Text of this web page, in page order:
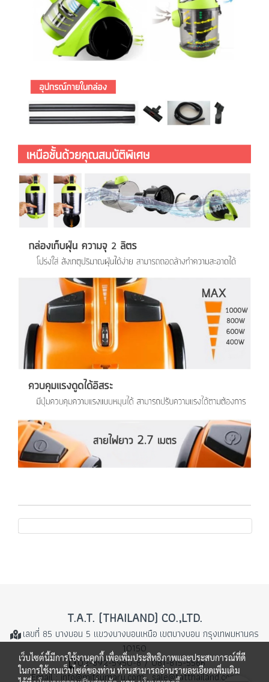
T.A.T. (THAILAND) CO.,LTD.
เลขที่ 85 บางบอน 5 แขวงบางบอนเหนือ เขตบางบอน กรุงเทพมหานคร
10150
02-892-5950-8 / 081-815-5566
Email : info@mitsumaru.com , sale@tatthailand.com
เว็บไซต์นี้มีการใช้งานคุกกี้ เพื่อเพิ่มประสิทธิภาพและประสบการณ์ที่ดี
ในการใช้งานเว็บไซต์ของท่าน ท่านสามารถอ่านรายละเอียดเพิ่มเติม